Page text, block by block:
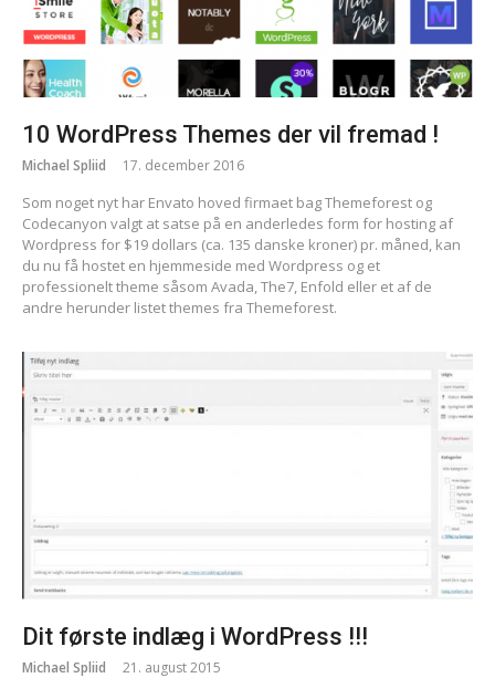
10 WordPress Themes der vil fremad !
Michael Spliid 17. december 2016
Som noget nyt har Envato hoved firmaet bag Themeforest og
Codecanyon valgt at satse på en anderledes form for hosting af
Wordpress for $19 dollars (ca. 135 danske kroner) pr. måned, kan
du nu få hostet en hjemmeside med Wordpress og et
professionelt theme såsom Avada, The7, Enfold eller et af de
andre herunder listet themes fra Themeforest.
Dit første indlæg i WordPress !!!
Michael Spliid 21. august 2015